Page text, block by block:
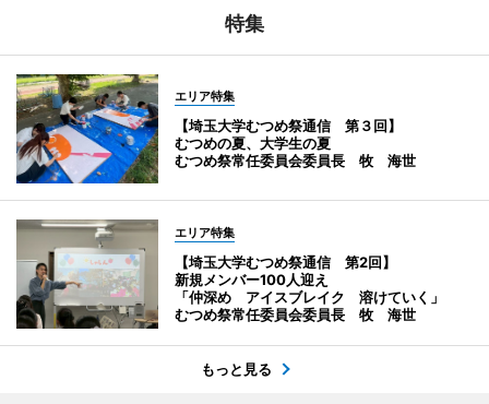
特集
エリア特集
【埼玉大学むつめ祭通信 第３回】
むつめの夏、大学生の夏
むつめ祭常任委員会委員長 牧 海世
エリア特集
【埼玉大学むつめ祭通信 第2回】
新規メンバー100人迎え
「仲深め アイスブレイク 溶けていく」
むつめ祭常任委員会委員長 牧 海世
もっと見る